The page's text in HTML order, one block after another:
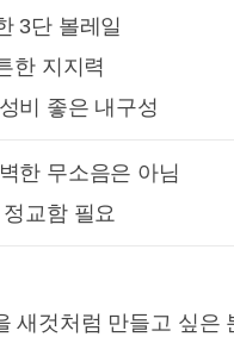
3단 볼레일
한 지지력
비 좋은 내구성
한 무소음은 아님
교함 필요
새것처럼 만들고 싶은